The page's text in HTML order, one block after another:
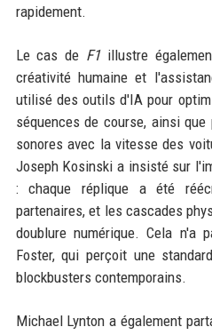
rapidement.
Le cas de F1illustre
créativité humaine et
utilisé des outils d'IA pour
séquences de course, ainsi
sonores avec la vitesse des
Joseph Kosinski a insisté sur
: chaque réplique a été
partenaires, et les cascades
doublure numérique. Cela n'a
Foster, qui perçoit une
blockbusters contemporains.
Michael Lynton a également